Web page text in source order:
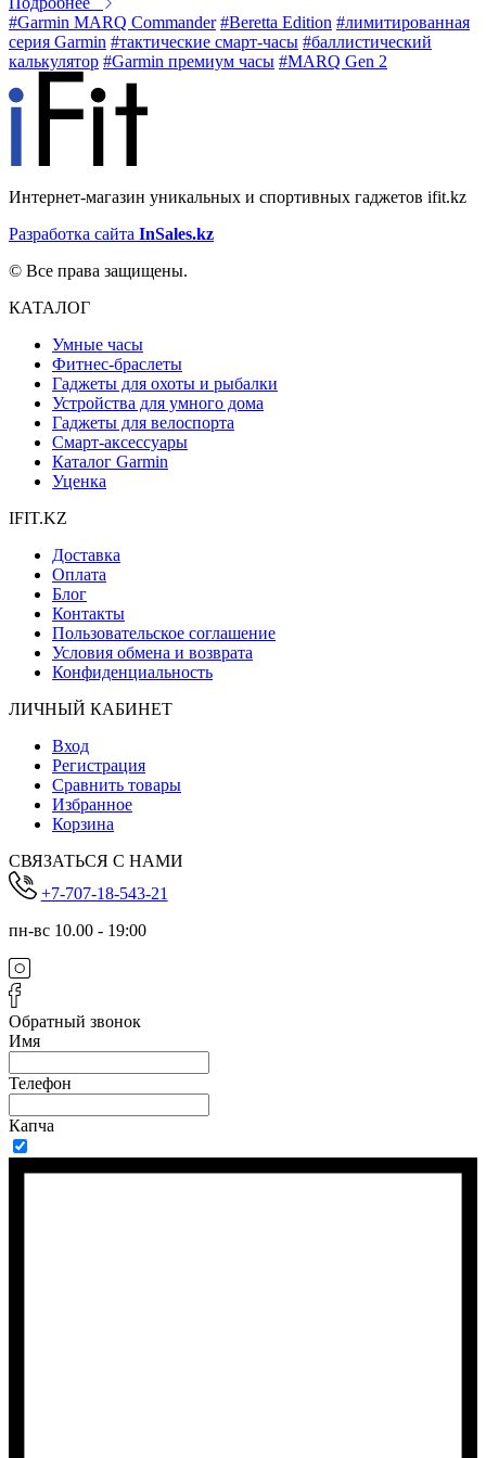
#Garmin MARQ Commander #Beretta Edition #лимитированная
серия Garmin #тактические смарт-часы #баллистический
калькулятор #Garmin премиум часы #MARQ Gen 2
Интернет-магазин уникальных и спортивных гаджетов ifit.kz
Разработка сайта InSales.kz
© Все права защищены.
КАТАЛОГ
Умные часы
Фитнес-браслеты
Гаджеты для охоты и рыбалки
Устройства для умного дома
Гаджеты для велоспорта
Смарт-аксессуары
Каталог Garmin
Уценка
IFIT.KZ
Доставка
Оплата
Блог
Контакты
Пользовательское соглашение
Условия обмена и возврата
Конфиденциальность
ЛИЧНЫЙ КАБИНЕТ
Вход
Регистрация
Сравнить товары
Избранное
Корзина
СВЯЗАТЬСЯ С НАМИ
+7-707-18-543-21
пн-вс 10.00 - 19:00
Обратный звонок
Имя
Телефон
Капча